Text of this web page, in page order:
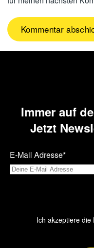
Kommentar
Immer auf
Jetzt
E-Mail Adresse*
Ich akzeptiere die